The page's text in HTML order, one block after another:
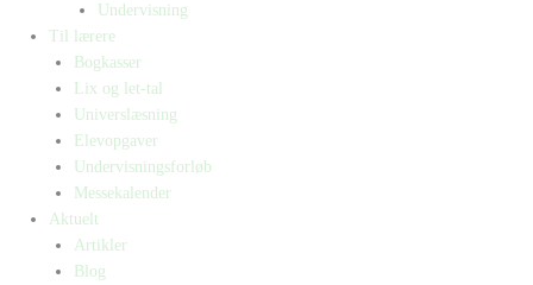
Undervisning
Til lærere
Bogkasser
Lix og let-tal
Universlæsning
Elevopgaver
Undervisningsforløb
Messekalender
Aktuelt
Artikler
Blog